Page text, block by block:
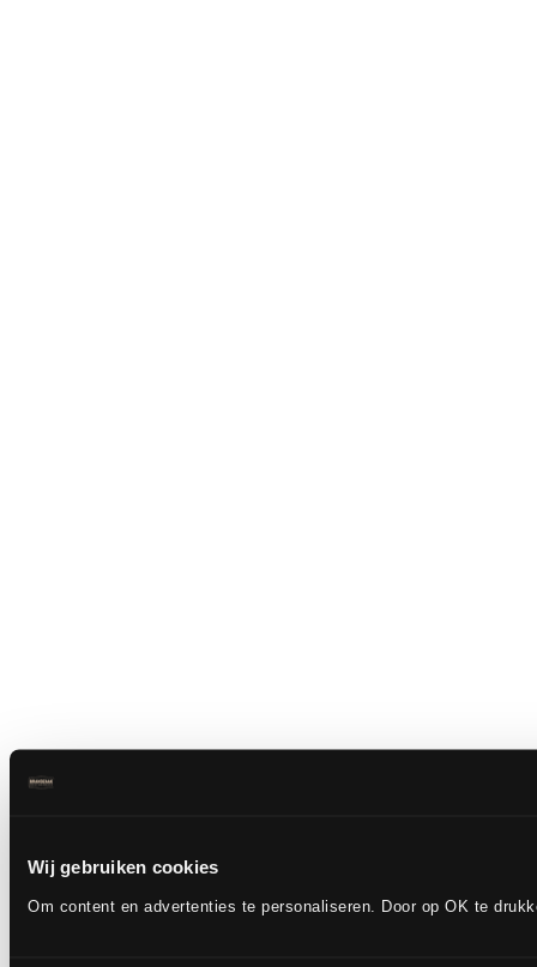
Wij gebruiken cookies
Om content en advertenties te personaliseren. Door op OK te